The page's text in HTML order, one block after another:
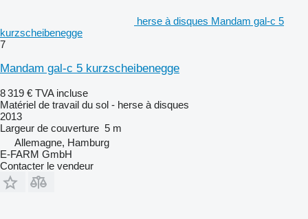
herse à disques Mandam gal-c 5
kurzscheibenegge
7
Mandam gal-c 5 kurzscheibenegge
8 319 € TVA incluse
Matériel de travail du sol - herse à disques
2013
Largeur de couverture 5 m
Allemagne, Hamburg
E-FARM GmbH
Contacter le vendeur